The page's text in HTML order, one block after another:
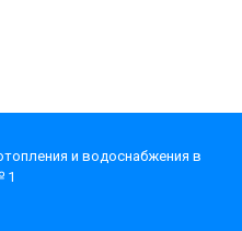
и водоснабжения в
1